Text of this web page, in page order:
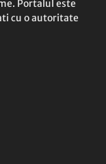
Portalul este
cu o autoritate